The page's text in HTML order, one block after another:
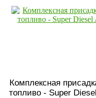
Комплексная
топливо - Super